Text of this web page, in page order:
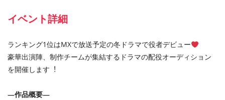
イベント詳細
ランキング1位はMXで放送予定の冬ドラマで役者デビュー
豪華出演陣、制作チームが集結するドラマの配役オーディション
を開催します︕
—作品概要—